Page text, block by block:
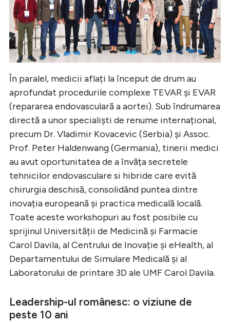
În paralel, medicii aflați la început de drum au
aprofundat procedurile complexe TEVAR și EVAR
(repararea endovasculară a aortei). Sub îndrumarea
directă a unor specialiști de renume internațional,
precum Dr. Vladimir Kovacevic (Serbia) și Assoc.
Prof. Peter Haldenwang (Germania), tinerii medici
au avut oportunitatea de a învăța secretele
tehnicilor endovasculare si hibride care evită
chirurgia deschisă, consolidând puntea dintre
inovația europeană și practica medicală locală.
Toate aceste workshopuri au fost posibile cu
sprijinul Universității de Medicină și Farmacie
Carol Davila, al Centrului de Inovație și eHealth, al
Departamentului de Simulare Medicală și al
Laboratorului de printare 3D ale UMF Carol Davila.
Leadership-ul românesc: o viziune de
peste 10 ani